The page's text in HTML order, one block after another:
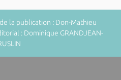
la publication : Don-Mathieu
: Dominique GRANDJEAN-